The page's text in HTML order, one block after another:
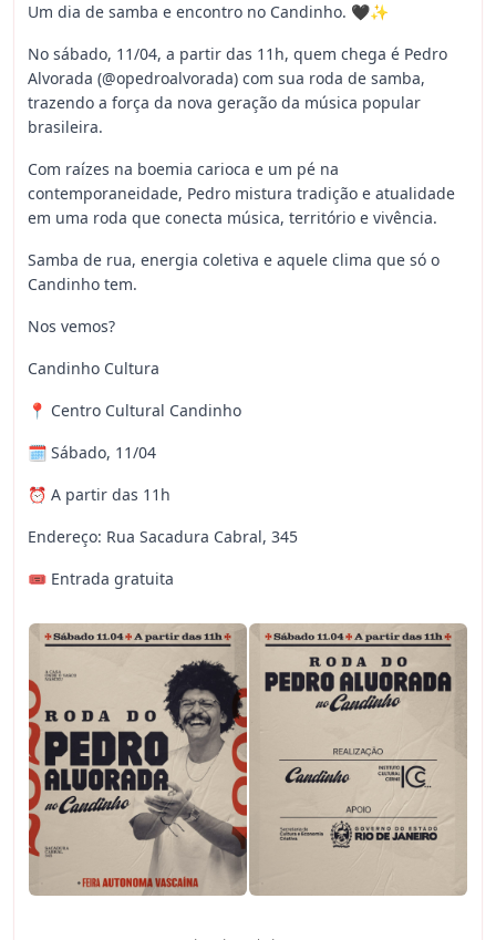
Um dia de samba e encontro no Candinho. 🖤✨
No sábado, 11/04, a partir das 11h, quem chega é Pedro
Alvorada (@opedroalvorada) com sua roda de samba,
trazendo a força da nova geração da música popular
brasileira.
Com raízes na boemia carioca e um pé na
contemporaneidade, Pedro mistura tradição e atualidade
em uma roda que conecta música, território e vivência.
Samba de rua, energia coletiva e aquele clima que só o
Candinho tem.
Nos vemos?
Candinho Cultura
📍 Centro Cultural Candinho
🗓 Sábado, 11/04
⏰ A partir das 11h
Endereço: Rua Sacadura Cabral, 345
🎟 Entrada gratuita